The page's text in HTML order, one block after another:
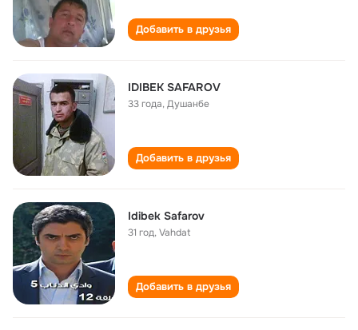
Добавить в друзья
IDIBEK SAFAROV
33 года,Душанбе
Добавить в друзья
Idibek Safarov
31 год,Vahdat
Добавить в друзья